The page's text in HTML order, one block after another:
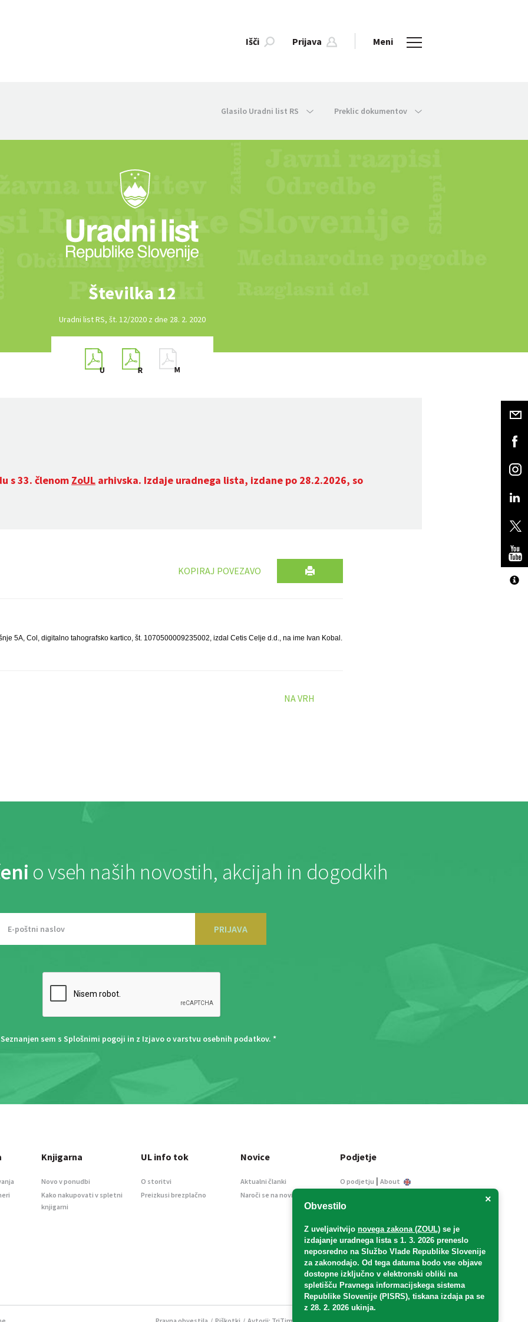
Išči Prijava Meni
Glasilo Uradni list RS Preklic dokumentov
Številka 12
Uradni list RS, št. 12/2020 z dne 28. 2. 2020
s 33. členom ZoUL arhivska. Izdaje uradnega lista, izdane po 28.2.2026, so
KOPIRAJ POVEZAVO
5A, Col, digitalno tahografsko kartico, št. 1070500009235002, izdal Cetis Celje d.d., na ime Ivan Kobal.
NA VRH
o vseh naših novostih, akcijah in dogodkih
PRIJAVA
Seznanjen sem s Splošnimi pogoji in z Izjavo o varstvu osebnih podatkov. *
×
Obvestilo
Z uveljavitvijo novega zakona (ZOUL) se je
izdajanje uradnega lista s 1. 3. 2026 preneslo
neposredno na Službo Vlade Republike Slovenije
za zakonodajo. Od tega datuma bodo vse objave
dostopne izključno v elektronski obliki na
spletišču Pravnega informacijskega sistema
Republike Slovenije (PISRS), tiskana izdaja pa se
z 28. 2. 2026 ukinja.
Knjigarna
Novo v ponudbi
Kako nakupovati v spletni
knjigarni
UL info tok
O storitvi
Preizkusi brezplačno
Novice
Aktualni članki
Naroči se na novice
Podjetje
O podjetju | About
Informacije javnega
Oglaševanje
Splošni pogoji
Izjava o varstvu osebnih
podatkov
E-dražbe